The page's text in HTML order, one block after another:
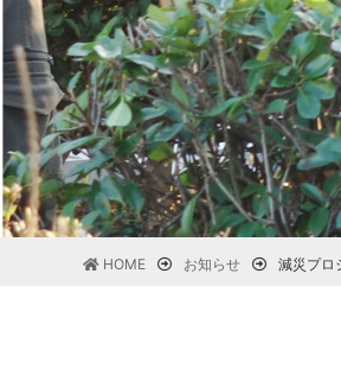
HOME お知らせ 減災プロ